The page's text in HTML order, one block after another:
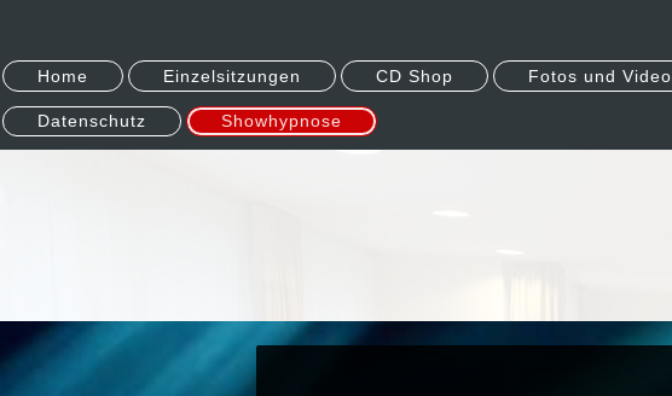
Home Einzelsitzungen CD Shop Fotos und
Datenschutz Showhypnose